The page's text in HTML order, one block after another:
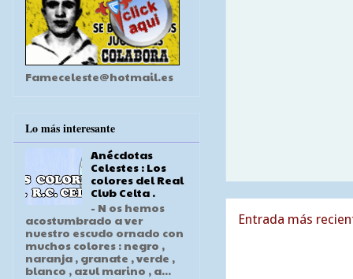
Entrada más
Fameceleste@hotmail.es
Lo más interesante
Anécdotas
Celestes : Los
colores del Real
Club Celta .
- N os hemos
acostumbrado a ver
nuestro escudo ornado con
muchos colores : negro ,
naranja , granate , verde ,
blanco , azul marino , a...